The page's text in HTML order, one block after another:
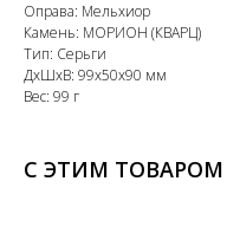
Оправа: Мельхиор
Камень: МОРИОН (КВАРЦ)
Тип: Серьги
ДxШxВ: 99x50x90 мм
Вес: 99 г
С ЭТИМ